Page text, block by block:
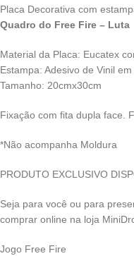
Placa Decorativa com
Quadro do Free Fire – Luta
Material da Placa: Eucatex
Estampa: Adesivo de Vinil
Tamanho: 20cmx30cm
Fixação com fita dupla face.
*Não acompanha Moldura
PRODUTO EXCLUSIVO
Seja para você ou para
comprar online na loja
Jogo Free Fire